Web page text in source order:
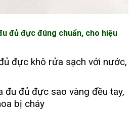
đủ đực đúng chuẩn, cho hiệu
đực khô rửa sạch với nước,
đu đủ đực sao vàng đều tay,
bị cháy